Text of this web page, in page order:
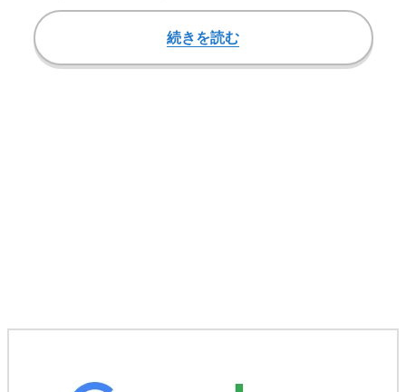
行を繰り返して…
続きを読む